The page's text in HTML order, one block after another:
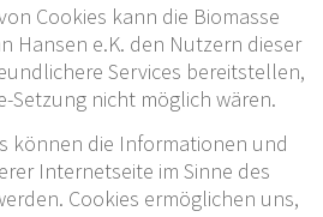
Cookies kann die Biomasse
Hansen e.K. den Nutzern dieser
Services bereitstellen,
Setzung nicht möglich wären.
können die Informationen und
Internetseite im Sinne des
Cookies ermöglichen uns,